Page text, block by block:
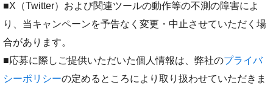
■X（Twitter）および関連ツールの動作等の不測の障害によ
り、当キャンペーンを予告なく変更・中止させていただく場
合があります。
■応募に際しご提供いただいた個人情報は、弊社のプライバ
シーポリシーの定めるところにより取り扱わせていただきま